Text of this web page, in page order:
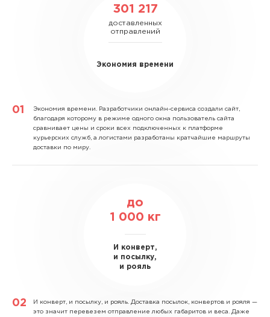
301 217
доставленных
отправлений
Экономия времени
Экономия времени. Разработчики онлайн-сервиса создали сайт,
благодаря которому в режиме одного окна пользователь сайта
сравнивает цены и сроки всех подключенных к платформе
курьерских служб, а логистами разработаны кратчайшие маршруты
доставки по миру.
до
1 000 кг
И конверт,
и посылку,
и рояль
И конверт, и посылку, и рояль. Доставка посылок, конвертов и рояля —
это значит перевезем отправление любых габаритов и веса. Даже